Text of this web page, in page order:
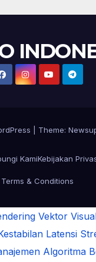
Theme:
KamiKebijakan
Terms & Conditions
Vektor
Latensi
Algoritma